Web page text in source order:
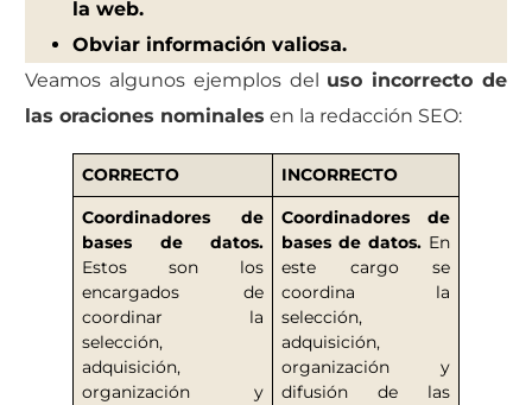
la web.
Obviar información valiosa.
Veamos algunos ejemplos del uso incorrecto de
las oraciones nominales en la redacción SEO:
CORRECTO
INCORRECTO
Coordinadores de
bases de datos.
Estos son los
encargados de
coordinar la
selección,
adquisición,
organización y
Coordinadores de
bases de datos. En
este cargo se
coordina la
selección,
adquisición,
organización y
difusión de las